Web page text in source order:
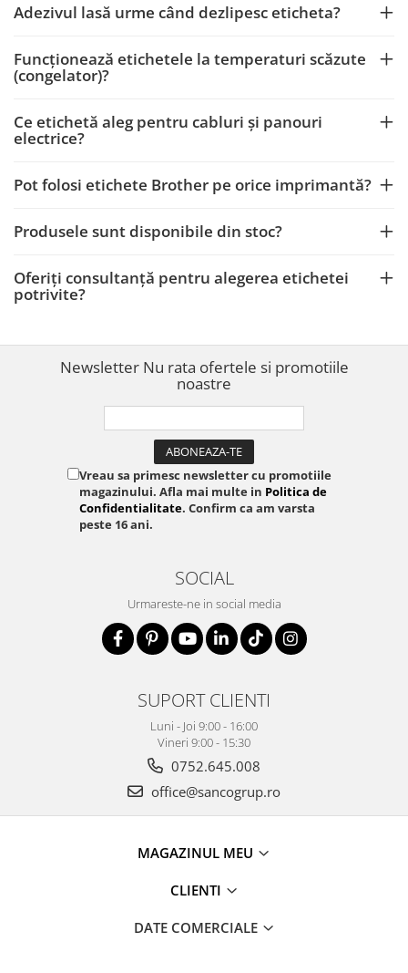
Adezivul lasă urme când dezlipesc eticheta?
Funcționează etichetele la temperaturi scăzute
(congelator)?
Ce etichetă aleg pentru cabluri și panouri
electrice?
Pot folosi etichete Brother pe orice imprimantă?
Produsele sunt disponibile din stoc?
Oferiți consultanță pentru alegerea etichetei
potrivite?
Newsletter Nu rata ofertele si promotiile
noastre
Vreau sa primesc newsletter cu promotiile
magazinului. Afla mai multe in Politica de
Confidentialitate. Confirm ca am varsta
peste 16 ani.
SOCIAL
Urmareste-ne in social media
SUPORT CLIENTI
Luni - Joi 9:00 - 16:00
Vineri 9:00 - 15:30
0752.645.008
office@sancogrup.ro
MAGAZINUL MEU
CLIENTI
DATE COMERCIALE